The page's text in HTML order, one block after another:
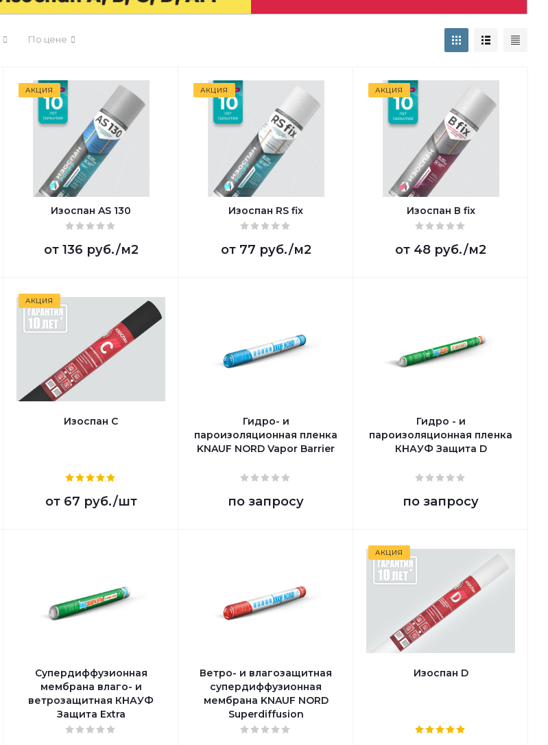
По цене
АКЦИЯ
Изоспан AS 130
от 136 руб./м2
АКЦИЯ
Изоспан RS fix
от 77 руб./м2
АКЦИЯ
Изоспан В fix
от 48 руб./м2
АКЦИЯ
Изоспан C
от 67 руб./шт
Гидро- и
пароизоляционная пленка
KNAUF NORD Vapor Barrier
по запросу
Гидро - и
пароизоляционная пленка
КНАУФ Защита D
по запросу
Супердиффузионная
мембрана влаго- и
ветрозащитная КНАУФ
Защита Extra
Ветро- и влагозащитная
супердиффузионная
мембрана KNAUF NORD
Superdiffusion
АКЦИЯ
Изоспан D